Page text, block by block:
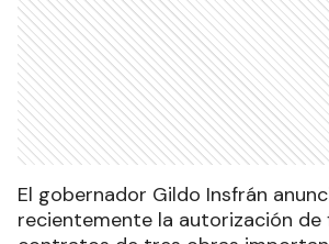
El gobernador Gildo Insfrán
recientemente la autorización de